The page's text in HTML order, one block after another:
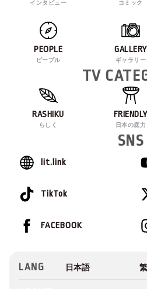
インタビュー コミック
PEOPLE
ピープル
GALLERY
ギャラリー
TV
RASHIKU
らしく
FRIENDLY
日本の底力
SNS
lit.link
TikTok
FACEBOOK
LANG